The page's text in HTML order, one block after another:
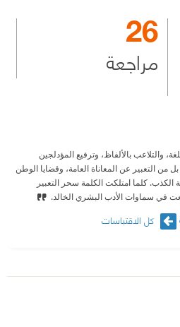
26
مراجعة
والتلاعب بالألفاظ، وترفيع المؤدلجين
من التعبير عن المعاناة العامة، وقضايا الوطن
الكذب. كلما امتلكت الكلمة سحر التعبير
في سماوات الأدب البشري الخالد.
كل الاقتباسات